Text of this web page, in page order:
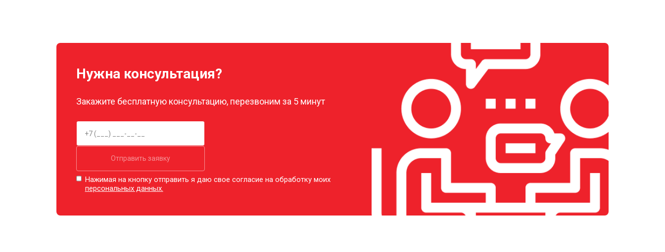
Нужна консультация?
Закажите бесплатную консультацию, перезвоним за 5 минут
Отправить заявку
Нажимая на кнопку отправить я даю свое согласие на обработку моих
персональных данных.